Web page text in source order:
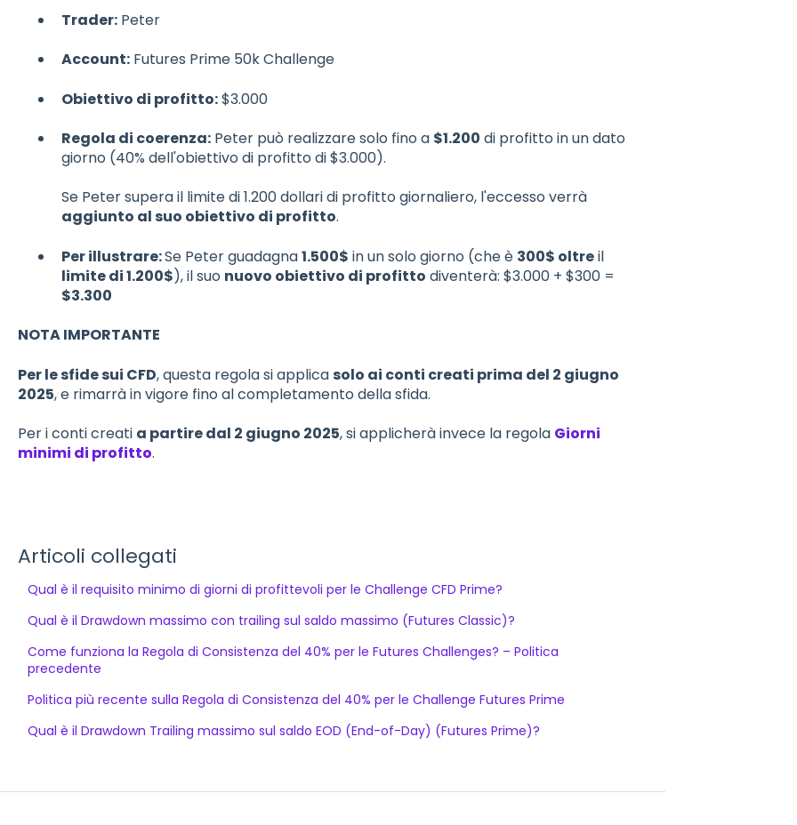
Trader:Peter
Account:Futures Prime 50k Challenge
Obiettivo di profitto:$3.000
Regola di coerenza:Peter può realizzare solo fino a $1.200 di profitto in un dato
giorno (40% dell'obiettivo di profitto di $3.000).
Se Peter supera il limite di 1.200 dollari di profitto giornaliero, l'eccesso verrà
aggiunto al suo obiettivo di profitto.
Per illustrare:Se Peter guadagna1.500$ in un solo giorno (che è 300$ oltreil
limite di 1.200$), il suo nuovo obiettivo di profitto diventerà: $3.000 + $300 =
$3.300
NOTA IMPORTANTE
Per le sfide sui CFD, questa regola si applicasolo ai conti creati prima del 2 giugno
2025, e rimarrà in vigore fino al completamento della sfida.
Per i conti creati a partire dal 2 giugno 2025, si applicherà invece la regola Giorni
minimi di profitto.
Articoli collegati
Qual è il requisito minimo di giorni di profittevoli per le Challenge CFD Prime?
Qual è il Drawdown massimo con trailing sul saldo massimo (Futures Classic)?
Come funziona la Regola di Consistenza del 40% per le Futures Challenges? – Politica
precedente
Politica più recente sulla Regola di Consistenza del 40% per le Challenge Futures Prime
Qual è il Drawdown Trailing massimo sul saldo EOD (End-of-Day) (Futures Prime)?